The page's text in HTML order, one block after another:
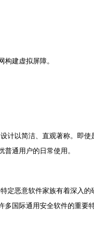
建虚拟屏障。
以简洁、直观著称。即
通用户的日常使用。
恶意软件家族有着深入
国际通用安全软件的重要特